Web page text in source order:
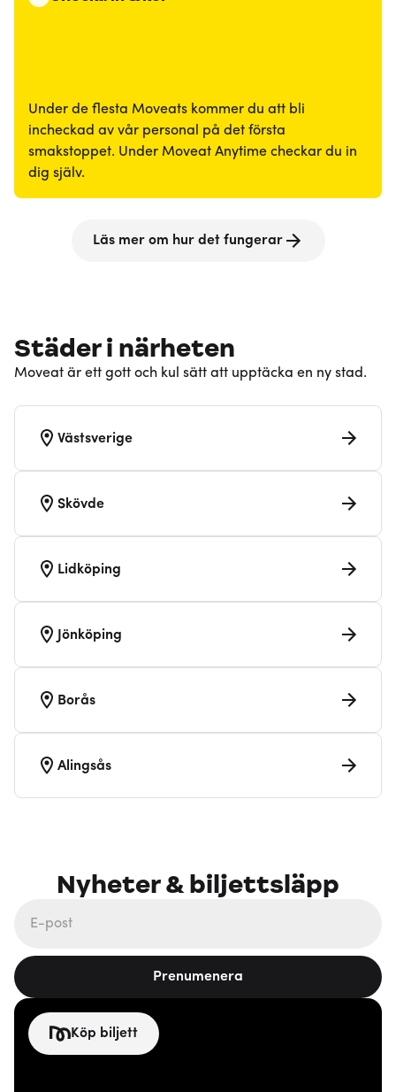
Under de flesta Moveats kommer du att bli
incheckad av vår personal på det första
smakstoppet. Under Moveat Anytime checkar du in
dig själv.
Läs mer om hur det fungerar
Städer i närheten
Moveat är ett gott och kul sätt att upptäcka en ny stad.
Västsverige
Skövde
Lidköping
Jönköping
Borås
Alingsås
Nyheter & biljettsläpp
Prenumenera
Köp biljett